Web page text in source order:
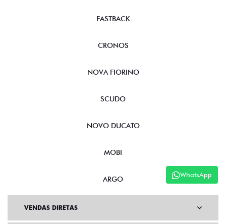
WhatsApp
FASTBACK
CRONOS
NOVA FIORINO
SCUDO
NOVO DUCATO
MOBI
ARGO
VENDAS DIRETAS